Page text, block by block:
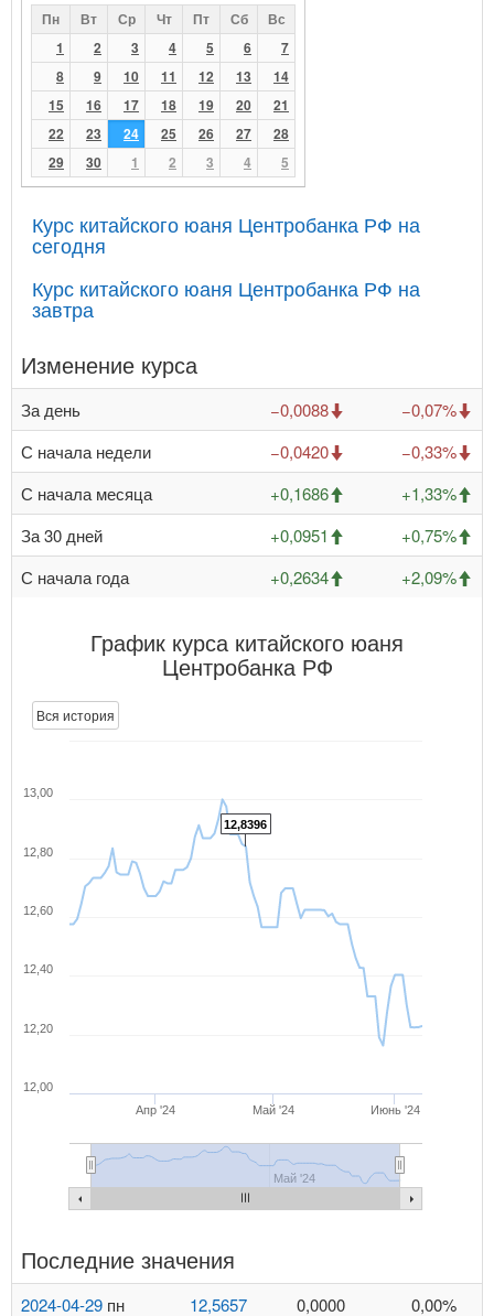
Пн Вт Ср Чт Пт Сб
Вс
1
2 3 4 5 6
7
8
9 10 11 12 13
14
15
16 17 18 19 20
21
22
23 24 25 26 27
28
29
30 1 2 3 4 5
Курс китайского юаня Центробанка РФ на
сегодня
Курс китайского юаня Центробанка РФ на
завтра
Изменение курса
За день −0,0088
−0,07%
С начала недели
−0,0420
−0,33%
С начала месяца
+0,1686
+1,33%
За 30 дней
+0,0951
+0,75%
С начала года
+0,2634 +2,09%
График курса китайского юаня
Центробанка РФ
Вся история
12,8396
Апр '24 Май '24 Июнь '24
Май '24
12,00
12,20
12,40
12,60
12,80
13,00
Последние значения
2024-04-29 пн 12,5657 0,0000
0,00%